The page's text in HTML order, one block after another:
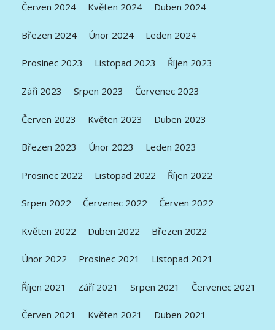
Červen 2024 Květen 2024 Duben 2024
Březen 2024 Únor 2024 Leden 2024
Prosinec 2023 Listopad 2023 Říjen 2023
Září 2023 Srpen 2023 Červenec 2023
Červen 2023 Květen 2023 Duben 2023
Březen 2023 Únor 2023 Leden 2023
Prosinec 2022 Listopad 2022 Říjen 2022
Srpen 2022 Červenec 2022 Červen 2022
Květen 2022 Duben 2022 Březen 2022
Únor 2022 Prosinec 2021 Listopad 2021
Říjen 2021 Září 2021 Srpen 2021 Červenec 2021
Červen 2021 Květen 2021 Duben 2021